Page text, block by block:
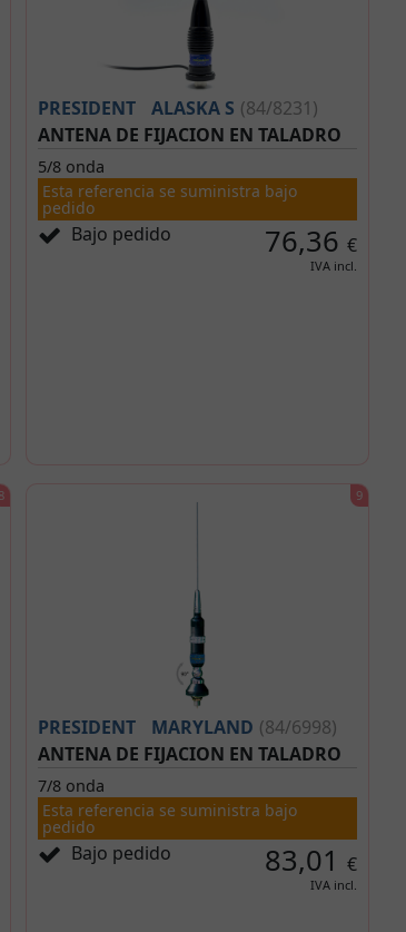
PRESIDENT ALASKA S (84/8231)
ANTENA DE FIJACION EN TALADRO
5/8 onda
Esta referencia se suministra bajo
pedido
Bajo pedido 76,36€
IVA incl.
PRESIDENT MARYLAND (84/6998)
ANTENA DE FIJACION EN TALADRO
7/8 onda
Esta referencia se suministra bajo
pedido
Bajo pedido 83,01€
IVA incl.